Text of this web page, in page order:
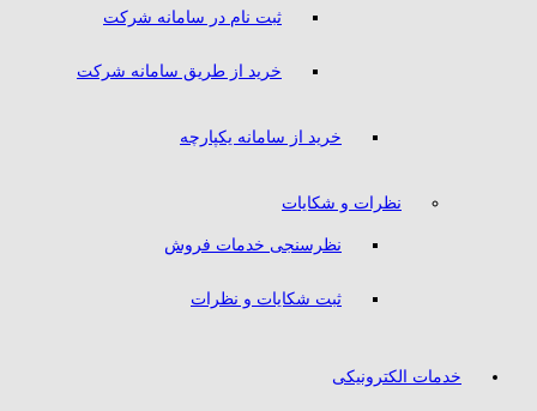
ثبت نام در سامانه شرکت
خرید از طریق سامانه شرکت
خرید از سامانه یکپارچه
نظرات و شکایات
نظرسنجی خدمات فروش
ثبت شکایات و نظرات
خدمات الکترونیکی